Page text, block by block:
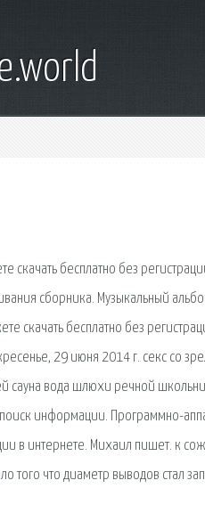
бесплатно без
сборника. Музыкальный
скачать бесплатно без
29 июня 2014 г. секс со
сауна вода шлюхи речной
информации. Программно-
в интернете. Михаил пишет. к
того что диаметр выводов стал